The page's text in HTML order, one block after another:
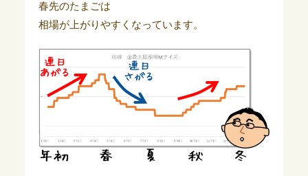
春先のたまごは
相場が上がりやすくなっています。